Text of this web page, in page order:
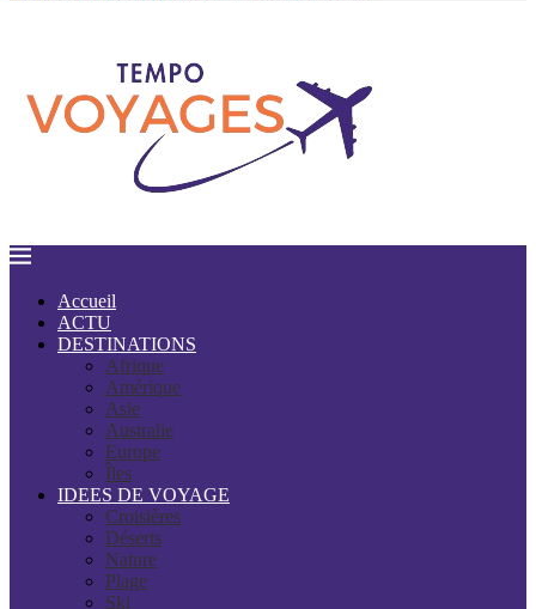
Accueil
ACTU
DESTINATIONS
Afrique
Amérique
Asie
Australie
Europe
Îles
IDEES DE VOYAGE
Croisières
Déserts
Nature
Plage
Ski